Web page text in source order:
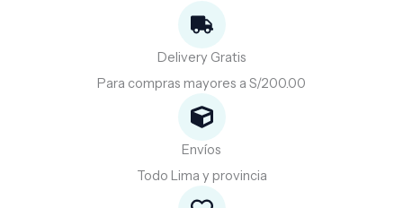
Delivery Gratis
Para compras mayores a S/200.00
Envíos
Todo Lima y provincia